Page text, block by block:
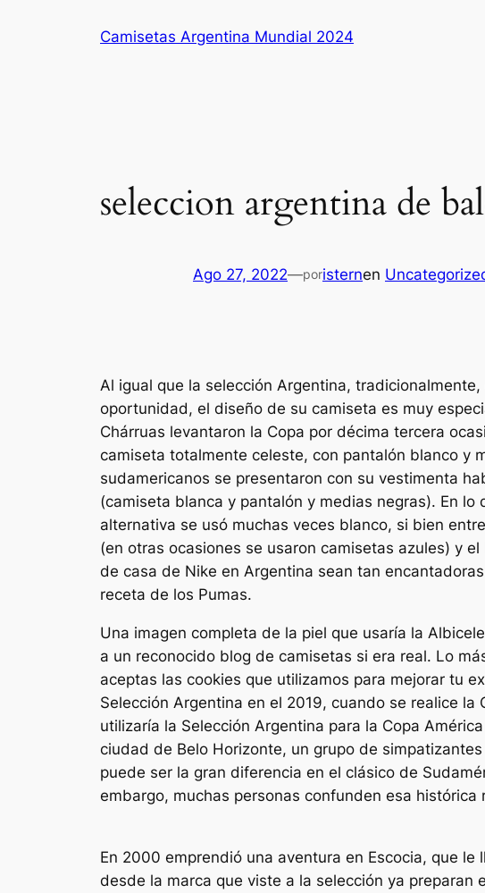
Camisetas Argentina Mundial 2024
seleccion argentina de
Ago 27, 2022—poristernen
Al igual que la selección Argentina,
oportunidad, el diseño de su camiseta es muy
Chárruas levantaron la Copa por décima tercera
camiseta totalmente celeste, con pantalón blanco y
sudamericanos se presentaron con su vestimenta
(camiseta blanca y pantalón y medias negras). En
alternativa se usó muchas veces blanco, si bien
(en otras ocasiones se usaron camisetas azules) y
de casa de Nike en Argentina sean tan
receta de los Pumas.
Una imagen completa de la piel que usaría la
a un reconocido blog de camisetas si era real. Lo
aceptas las cookies que utilizamos para mejorar tu
Selección Argentina en el 2019, cuando se realice
utilizaría la Selección Argentina para la Copa
ciudad de Belo Horizonte, un grupo de
puede ser la gran diferencia en el clásico de
embargo, muchas personas confunden esa
En 2000 emprendió una aventura en Escocia, que
desde la marca que viste a la selección ya preparan